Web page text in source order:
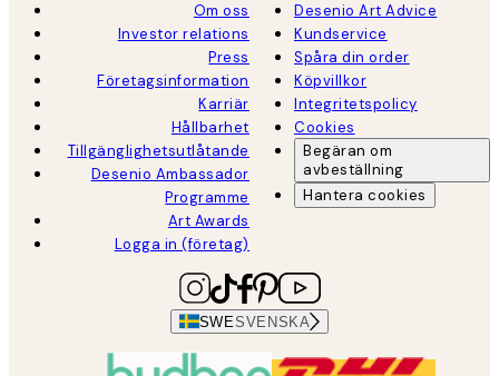
Om oss
Investor relations
Press
Företagsinformation
Karriär
Hållbarhet
Tillgänglighetsutlåtande
Desenio Ambassador
Programme
Art Awards
Logga in (företag)
Desenio Art Advice
Kundservice
Spåra din order
Köpvillkor
Integritetspolicy
Cookies
Begäran om
avbeställning
Hantera cookies
SWESVENSKA